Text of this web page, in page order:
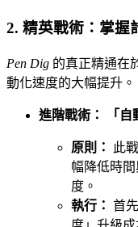
2. 精英戰術：掌握
Pen Dig 的真正精通在
動化速度的大幅提升。
進階戰術： 「自
原則：
此
幅降低時
度。
執行： 首